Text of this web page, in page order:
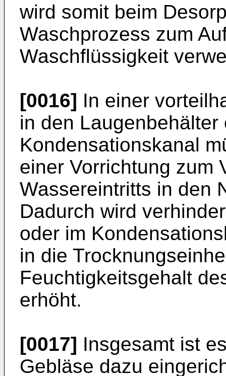
wird somit beim
Waschprozess zum
Waschflüssigkeit
[0016] In einer
in den Laugenbehälter
Kondensationskanal
einer Vorrichtung zum
Wassereintritts in den
Dadurch wird
oder im
in die
Feuchtigkeitsgehalt
erhöht.
[0017] Insgesamt ist
Gebläse dazu